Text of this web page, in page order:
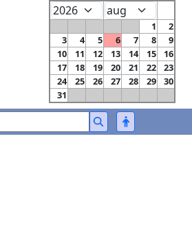
1
2
3
4 5 6 7 8
9
10
11 12 13 14 15
16
17
18 19 20 21 22
23
24
25 26 27 28 29
30
31